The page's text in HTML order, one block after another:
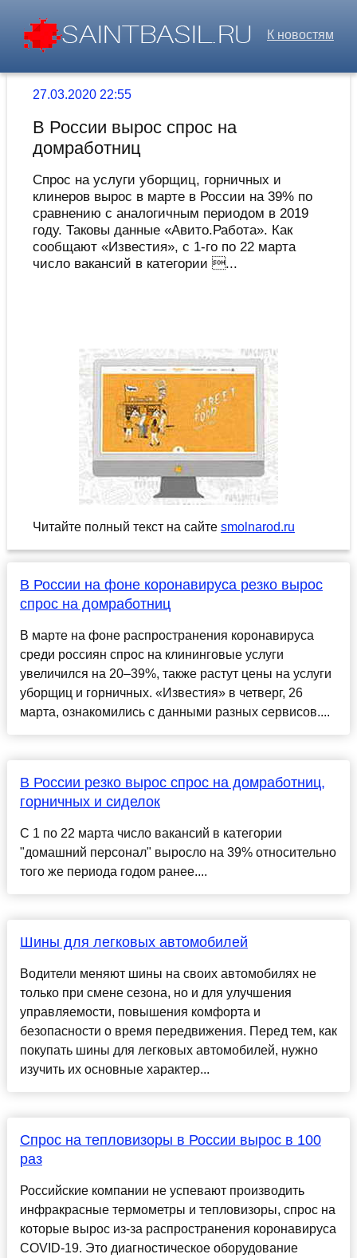
К новостям
27.03.2020 22:55
В России вырос спрос на
домработниц
Спрос на услуги уборщиц, горничных и
клинеров вырос в марте в России на 39% по
сравнению с аналогичным периодом в 2019
году. Таковы данные «Авито.Работа». Как
сообщают «Известия», с 1-го по 22 марта
число вакансий в категории ...
Читайте полный текст на сайте smolnarod.ru
В России на фоне коронавируса резко вырос
спрос на домработниц
В марте на фоне распространения коронавируса
среди россиян спрос на клининговые услуги
увеличился на 20–39%, также растут цены на услуги
уборщиц и горничных. «Известия» в четверг, 26
марта, ознакомились с данными разных сервисов....
В России резко вырос спрос на домработниц,
горничных и сиделок
С 1 по 22 марта число вакансий в категории
"домашний персонал" выросло на 39% относительно
того же периода годом ранее....
Шины для легковых автомобилей
Водители меняют шины на своих автомобилях не
только при смене сезона, но и для улучшения
управляемости, повышения комфорта и
безопасности о время передвижения. Перед тем, как
покупать шины для легковых автомобилей, нужно
изучить их основные характер...
Спрос на тепловизоры в России вырос в 100
раз
Российские компании не успевают производить
инфракрасные термометры и тепловизоры, спрос на
которые вырос из-за распространения коронавируса
COVID-19. Это диагностическое оборудование